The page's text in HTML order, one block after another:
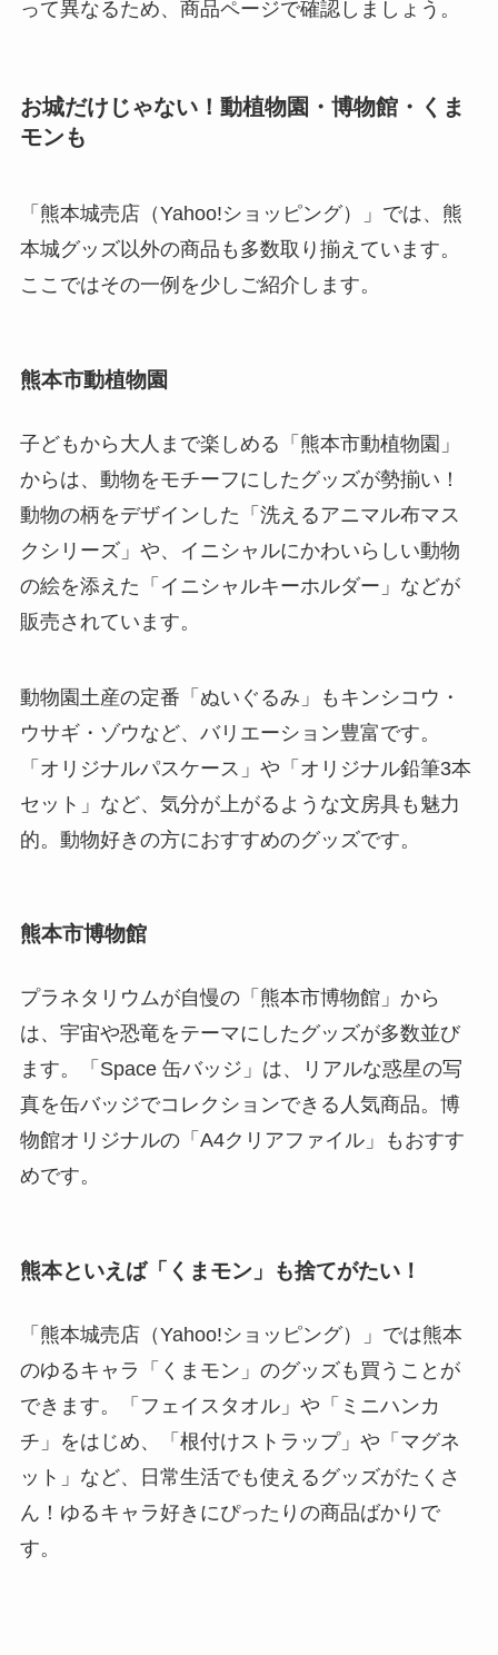
って異なるため、商品ページで確認しましょう。
お城だけじゃない！動植物園・博物館・くま
モンも
「熊本城売店（Yahoo!ショッピング）」では、熊
本城グッズ以外の商品も多数取り揃えています。
ここではその一例を少しご紹介します。
熊本市動植物園
子どもから大人まで楽しめる「熊本市動植物園」
からは、動物をモチーフにしたグッズが勢揃い！
動物の柄をデザインした「洗えるアニマル布マス
クシリーズ」や、イニシャルにかわいらしい動物
の絵を添えた「イニシャルキーホルダー」などが
販売されています。
動物園土産の定番「ぬいぐるみ」もキンシコウ・
ウサギ・ゾウなど、バリエーション豊富です。
「オリジナルパスケース」や「オリジナル鉛筆3本
セット」など、気分が上がるような文房具も魅力
的。動物好きの方におすすめのグッズです。
熊本市博物館
プラネタリウムが自慢の「熊本市博物館」から
は、宇宙や恐竜をテーマにしたグッズが多数並び
ます。「Space 缶バッジ」は、リアルな惑星の写
真を缶バッジでコレクションできる人気商品。博
物館オリジナルの「A4クリアファイル」もおすす
めです。
熊本といえば「くまモン」も捨てがたい！
「熊本城売店（Yahoo!ショッピング）」では熊本
のゆるキャラ「くまモン」のグッズも買うことが
できます。「フェイスタオル」や「ミニハンカ
チ」をはじめ、「根付けストラップ」や「マグネ
ット」など、日常生活でも使えるグッズがたくさ
ん！ゆるキャラ好きにぴったりの商品ばかりで
す。